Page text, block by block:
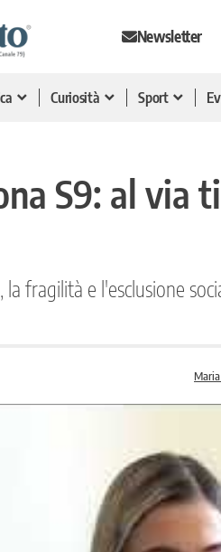
Newsletter
Curiosità Sport
S9: al via
fragilità e l'esclusione